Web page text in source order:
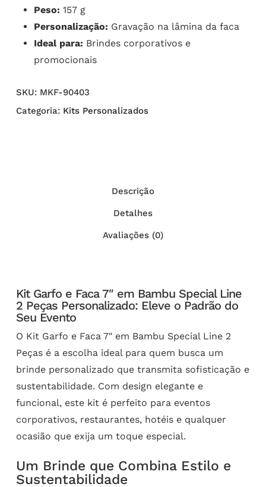
Peso: 157 g
Personalização: Gravação na lâmina da faca
Ideal para: Brindes corporativos e
promocionais
SKU: MKF-90403
Categoria: Kits Personalizados
Descrição
Detalhes
Avaliações (0)
Kit Garfo e Faca 7″ em Bambu Special Line
2 Peças Personalizado: Eleve o Padrão do
Seu Evento
O Kit Garfo e Faca 7″ em Bambu Special Line 2
Peças é a escolha ideal para quem busca um
brinde personalizado que transmita sofisticação e
sustentabilidade. Com design elegante e
funcional, este kit é perfeito para eventos
corporativos, restaurantes, hotéis e qualquer
ocasião que exija um toque especial.
Um Brinde que Combina Estilo e
Sustentabilidade